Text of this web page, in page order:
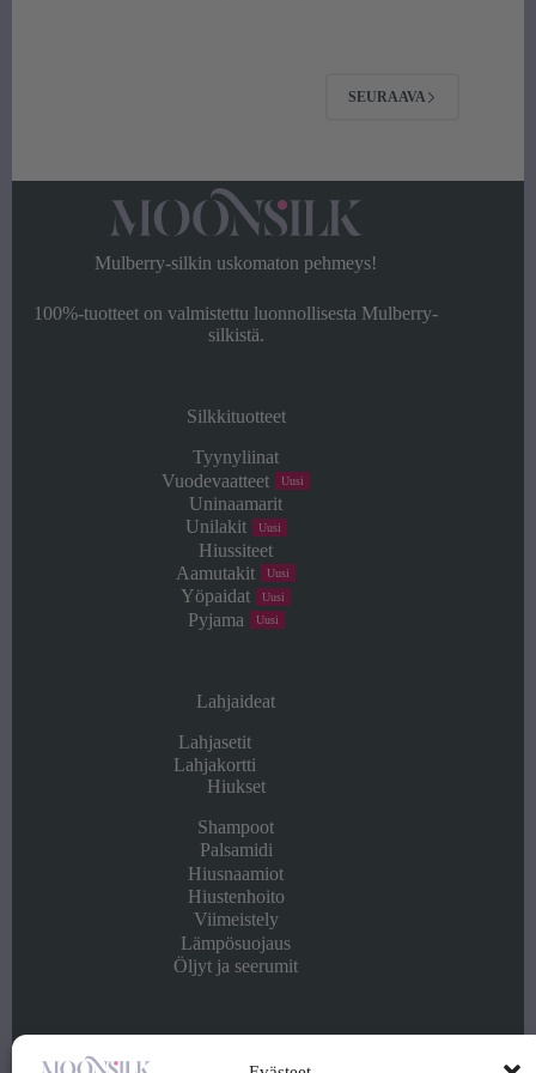
SEURAAVA
Mulberry-silkin uskomaton pehmeys!
100%-tuotteet on valmistettu luonnollisesta Mulberry-
silkistä.
Silkkituotteet
Tyynyliinat
Vuodevaatteet
Uusi
Uninaamarit
Unilakit
Uusi
Hiussiteet
Aamutakit
Uusi
Yöpaidat Uusi
Pyjama Uusi
Lahjaideat
Lahjasetit
Lahjakortti
Hiukset
Shampoot
Palsamidi
Hiusnaamiot
Hiustenhoito
Viimeistely
Lämpösuojaus
Öljyt ja seerumit